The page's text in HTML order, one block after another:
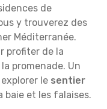
de
y trouverez des
Méditerranée.
profiter de la
promenade. Un
le sentier
baie et les falaises.